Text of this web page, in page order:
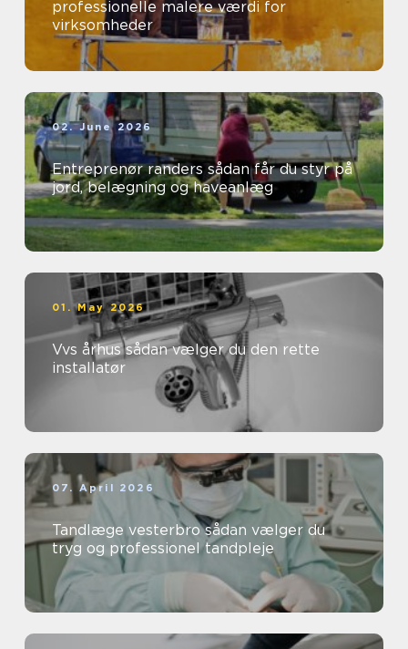
professionelle malere værdi for
virksomheder
02. June 2026
Entreprenør randers sådan får du styr på
jord, belægning og haveanlæg
01. May 2026
Vvs århus sådan vælger du den rette
installatør
07. April 2026
Tandlæge vesterbro sådan vælger du
tryg og professionel tandpleje